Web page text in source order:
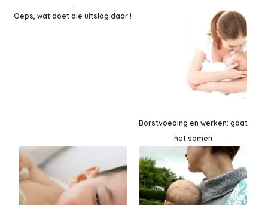
Oeps, wat doet die uitslag daar !
Borstvoeding en werken: gaat
het samen